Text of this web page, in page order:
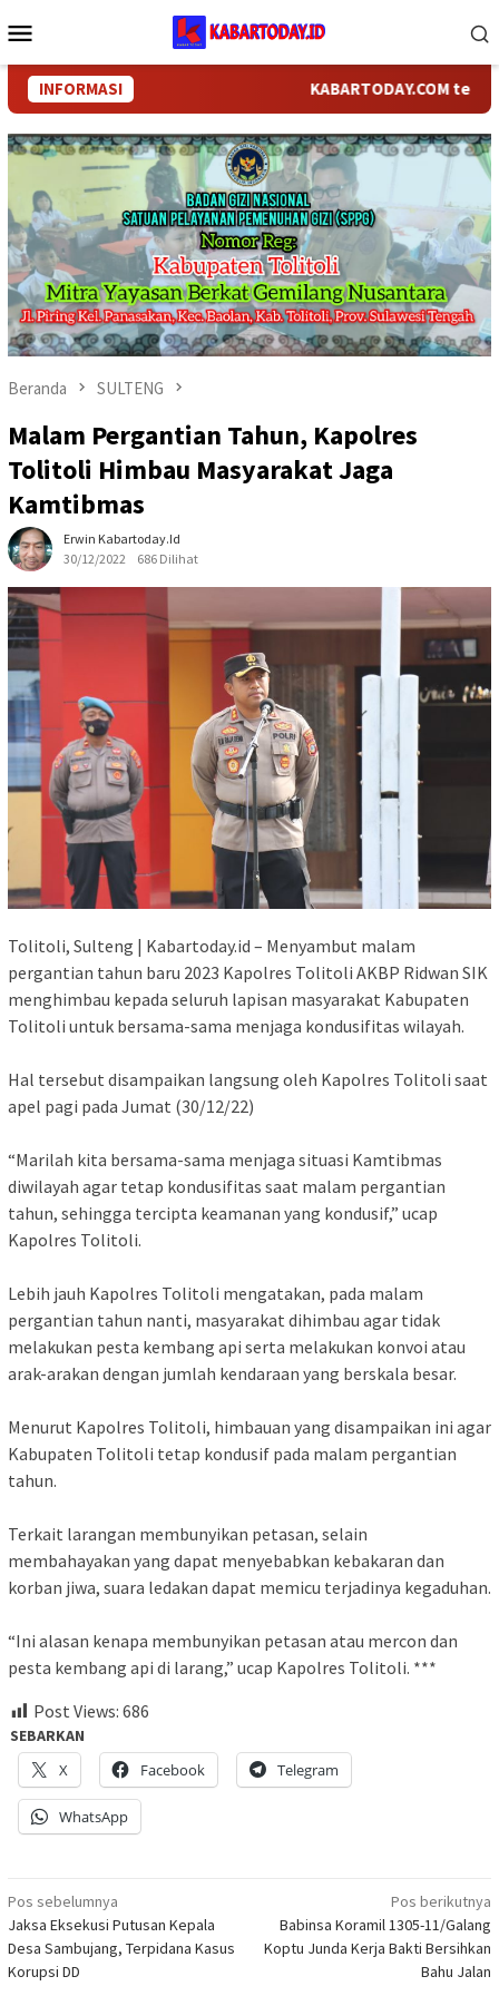
ke
Mobile
INFORMASI KABARTODAY.COM telah
Beranda SULTENG
Malam Pergantian Tahun, Kapolres
Tolitoli Himbau Masyarakat Jaga
Kamtibmas
Erwin Kabartoday.id
30/12/2022
686 Dilihat
Tolitoli, Sulteng | Kabartoday.id – Menyambut malam
pergantian tahun baru 2023 Kapolres Tolitoli AKBP Ridwan SIK
menghimbau kepada seluruh lapisan masyarakat Kabupaten
Tolitoli untuk bersama-sama menjaga kondusifitas wilayah.
Hal tersebut disampaikan langsung oleh Kapolres Tolitoli saat
apel pagi pada Jumat (30/12/22)
“Marilah kita bersama-sama menjaga situasi Kamtibmas
diwilayah agar tetap kondusifitas saat malam pergantian
tahun, sehingga tercipta keamanan yang kondusif,” ucap
Kapolres Tolitoli.
Lebih jauh Kapolres Tolitoli mengatakan, pada malam
pergantian tahun nanti, masyarakat dihimbau agar tidak
melakukan pesta kembang api serta melakukan konvoi atau
arak-arakan dengan jumlah kendaraan yang berskala besar.
Menurut Kapolres Tolitoli, himbauan yang disampaikan ini agar
Kabupaten Tolitoli tetap kondusif pada malam pergantian
tahun.
Terkait larangan membunyikan petasan, selain
membahayakan yang dapat menyebabkan kebakaran dan
korban jiwa, suara ledakan dapat memicu terjadinya kegaduhan.
“Ini alasan kenapa membunyikan petasan atau mercon dan
pesta kembang api di larang,” ucap Kapolres Tolitoli. ***
Post Views: 686
SEBARKAN
X
Facebook Telegram
WhatsApp
Navigasi
pos
Pos sebelumnya
Jaksa Eksekusi Putusan Kepala
Desa Sambujang, Terpidana Kasus
Korupsi DD
Pos berikutnya
Babinsa Koramil 1305-11/Galang
Koptu Junda Kerja Bakti Bersihkan
Bahu Jalan